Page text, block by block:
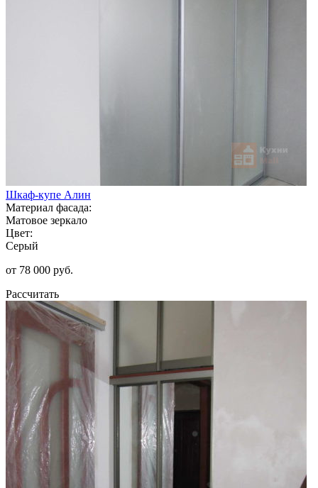
Шкаф-купе Алин
Материал фасада:
Матовое зеркало
Цвет:
Серый
от 78 000 руб.
Рассчитать